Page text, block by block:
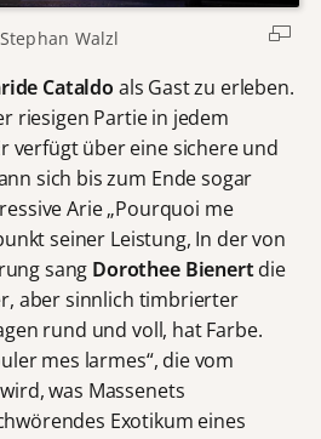
Walzl
Cataldo als Gast zu erleben.
riesigen Partie in jedem
verfügt über eine sichere und
sich bis zum Ende sogar
Arie „Pourquoi me
seiner Leistung, In der von
sang Dorothee Bienertdie
aber sinnlich timbrierter
rund und voll, hat Farbe.
mes larmes“, die vom
was Massenets
Exotikum eines